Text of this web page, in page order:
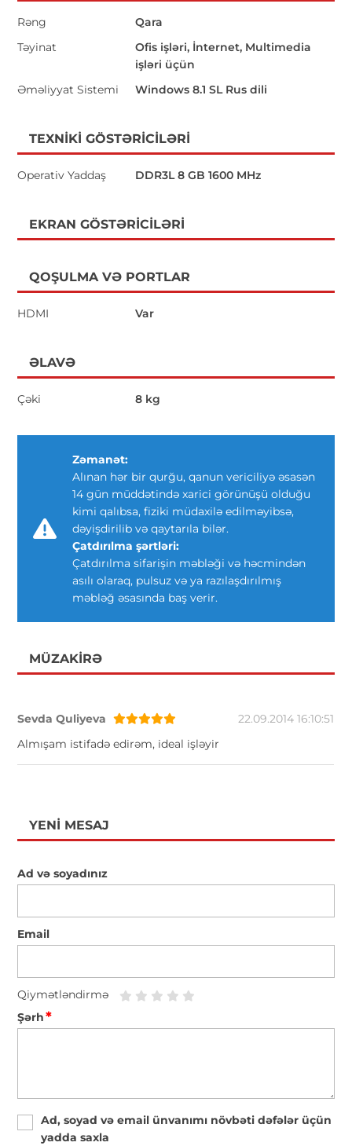
Rəng
Qara
Təyinat
Ofis işləri, İnternet, Multimedia
işləri üçün
Əməliyyat Sistemi
Windows 8.1 SL Rus dili
TEXNIKI GÖSTƏRICILƏRI
Operativ Yaddaş DDR3L 8 GB 1600 MHz
EKRAN GÖSTƏRICILƏRI
QOŞULMA VƏ PORTLAR
HDMI Var
ƏLAVƏ
Çəki 8 kg
Zəmanət:
Alınan hər bir qurğu, qanun vericiliyə əsasən
14 gün müddətində xarici görünüşü olduğu
kimi qalıbsa, fiziki müdaxilə edilməyibsə,
dəyişdirilib və qaytarıla bilər.
Çatdırılma şərtləri:
Çatdırılma sifarişin məbləği və həcmindən
asılı olaraq, pulsuz və ya razılaşdırılmış
məbləğ əsasında baş verir.
MÜZAKIRƏ
Sevda Quliyeva
22.09.2014 16:10:51
Almışam istifadə edirəm, ideal işləyir
YENI MESAJ
Ad və soyadınız
Email
Qiymətləndirmə
Şərh*
Ad, soyad və email ünvanımı növbəti dəfələr üçün
yadda saxla